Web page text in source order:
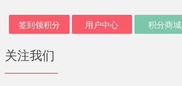
签到领积分 用户中心 积分商城
关注我们